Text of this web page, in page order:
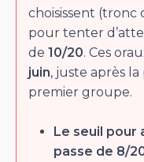
choisissent (tronc
pour tenter
de 10/20. Ces
juin, juste après
premier groupe.
Le seuil pour
passe de 8/